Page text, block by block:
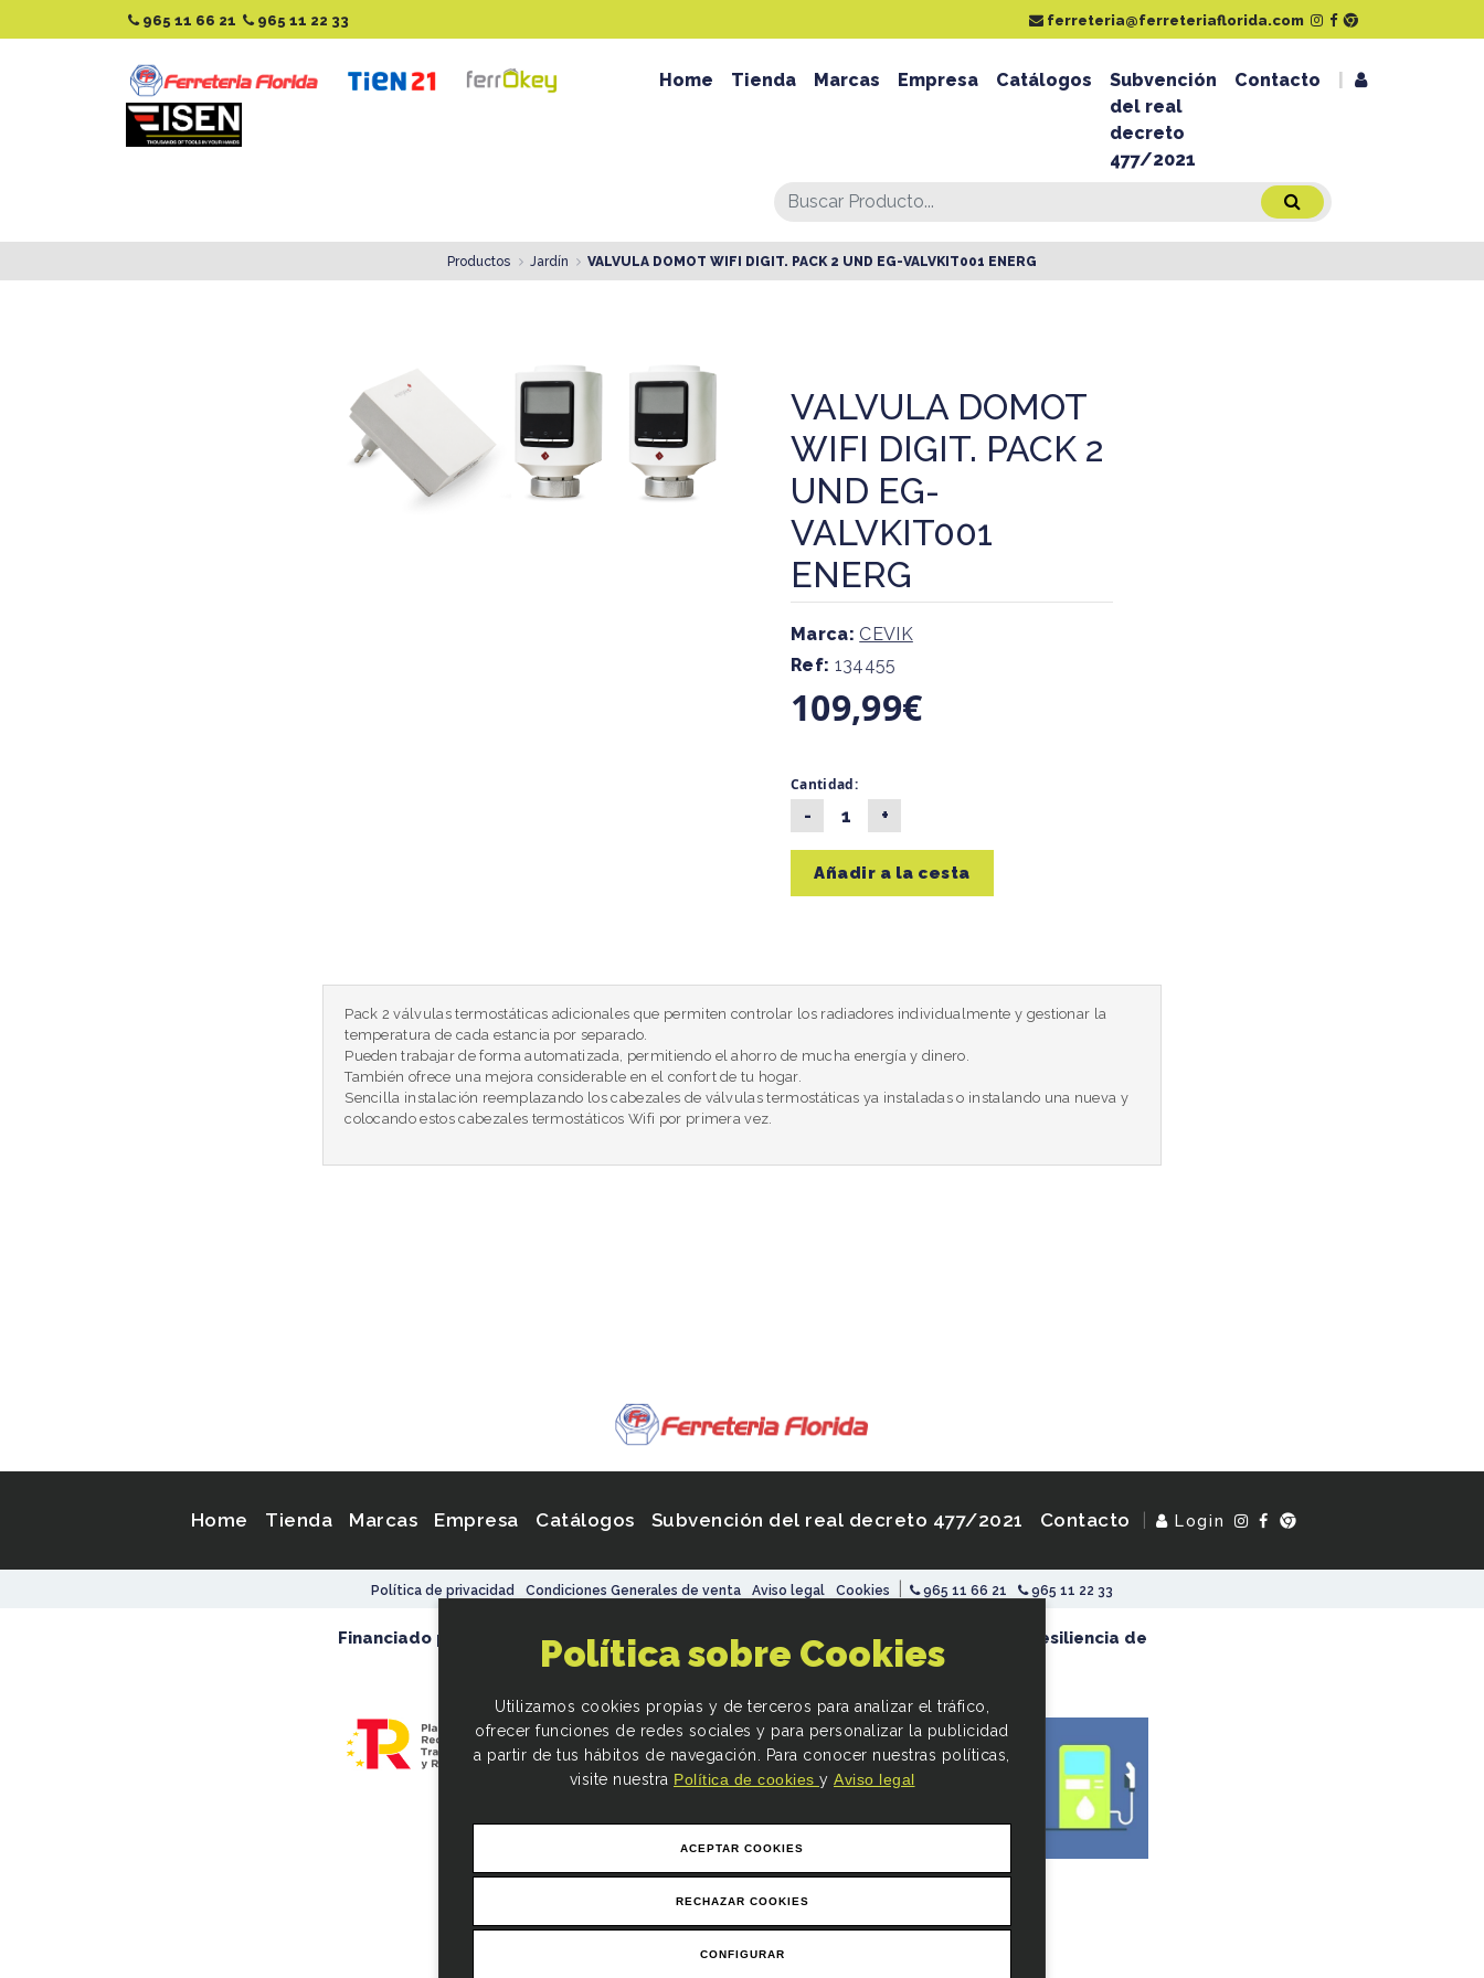
Política sobre Cookies
Utilizamos cookies propias y de terceros para analizar el tráfico,
ofrecer funciones de redes sociales y para personalizar la publicidad
a partir de tus hábitos de navegación. Para conocer nuestras políticas,
visite nuestra Política de cookies y Aviso legal
ACEPTAR COOKIES
RECHAZAR COOKIES
CONFIGURAR
965 11 66 21 965 11 22 33 ferreteria@ferreteriaflorida.com
Home Tienda Marcas Empresa Catálogos
Subvención
del real
decreto
477/2021
Contacto
Productos Jardín VALVULA DOMOT WIFI DIGIT. PACK 2 UND EG-VALVKIT001 ENERG
VALVULA DOMOT
WIFI DIGIT. PACK 2
UND EG-
VALVKIT001
ENERG
Marca: CEVIK
Ref: 134455
109,99€
Cantidad:
Añadir a la cesta
Pack 2 válvulas termostáticas adicionales que permiten controlar los radiadores individualmente y gestionar la
temperatura de cada estancia por separado.
Pueden trabajar de forma automatizada, permitiendo el ahorro de mucha energía y dinero.
También ofrece una mejora considerable en el confort de tu hogar.
Sencilla instalación reemplazando los cabezales de válvulas termostáticas ya instaladas o instalando una nueva y
colocando estos cabezales termostáticos Wifi por primera vez.
Home Tienda Marcas Empresa Catálogos Subvención del real decreto 477/2021 Contacto Login
Política de privacidad Condiciones Generales de venta Aviso legal Cookies 965 11 66 21 965 11 22 33
Financiado por el Programa Kit Digital. Plan de Recuperación, Transformación y Resiliencia de
España «Next Generation EU».